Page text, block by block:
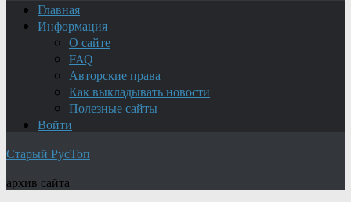
Главная
Информация
О сайте
FAQ
Авторские права
Как выкладывать новости
Полезные сайты
Войти
Старый РусТоп
архив сайта